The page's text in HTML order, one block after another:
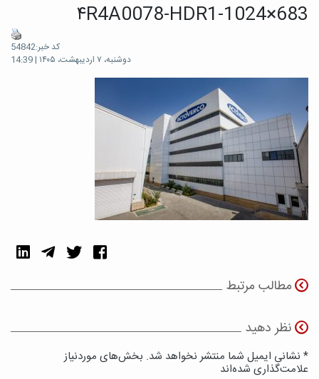
۴R4A0078-HDR1-1024×683
کد خبر:54842
دوشنبه، ۷ اردیبهشت، ۱۴۰۵ | 14:39
مطالب مرتبط
نظر دهید
* نشانی ایمیل شما منتشر نخواهد شد. بخش‌های موردنیاز
علامت‌گذاری شده‌اند